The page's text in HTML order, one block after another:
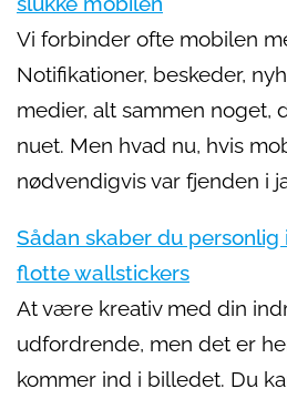
Vi forbinder ofte mobilen
Notifikationer, beskeder,
medier, alt sammen noget,
nuet. Men hvad nu, hvis
nødvendigvis var fjenden i
Sådan skaber du
flotte wallstickers
At være kreativ med din
udfordrende, men det er
kommer ind i billedet. Du